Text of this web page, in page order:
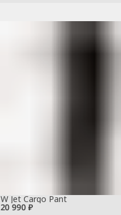
20 990 ₽
W Jet Cargo Pant